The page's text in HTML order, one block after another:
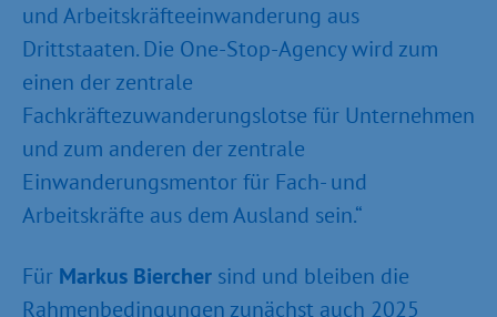
und Arbeitskräfteeinwanderung aus
Drittstaaten. Die One-Stop-Agency wird zum
einen der zentrale
Fachkräftezuwanderungslotse für Unternehmen
und zum anderen der zentrale
Einwanderungsmentor für Fach- und
Arbeitskräfte aus dem Ausland sein.“
Für Markus Biercher sind und bleiben die
Rahmenbedingungen zunächst auch 2025